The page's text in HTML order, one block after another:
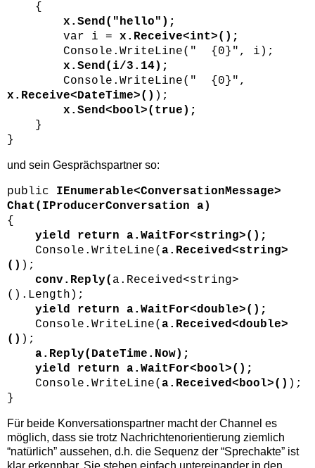
{
x.Send("hello");
var i = x.Receive<int>();
Console.WriteLine(" {0}", i);
x.Send(i/3.14);
Console.WriteLine(" {0}",
x.Receive<DateTime>() );
x.Send<bool>(true);
}
}
und sein Gesprächspartner so:
public IEnumerable<ConversationMessage>
Chat(IProducerConversation a)
{
yield return a.WaitFor<string>();
Console.WriteLine( a.Received<string>
() );
conv.Reply( a.Received<string>
().Length);
yield return a.WaitFor<double>();
Console.WriteLine( a.Received<double>
() );
a.Reply(DateTime.Now);
yield return a.WaitFor<bool>();
Console.WriteLine( a.Received<bool>() );
}
Für beide Konversationspartner macht der Channel es
möglich, dass sie trotz Nachrichtenorientierung ziemlich
“natürlich” aussehen, d.h. die Sequenz der “Sprechakte” ist
klar erkennbar. Sie stehen einfach untereinander in den